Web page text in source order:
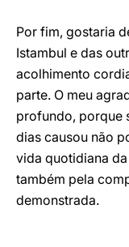
Por fim, gostaria
Istambul e das
acolhimento
parte. O meu
profundo, porque
dias causou não
vida quotidiana
também pela
demonstrada.